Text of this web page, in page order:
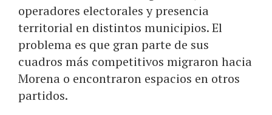
operadores electorales y presencia
territorial en distintos municipios. El
problema es que gran parte de sus
cuadros más competitivos migraron hacia
Morena o encontraron espacios en otros
partidos.